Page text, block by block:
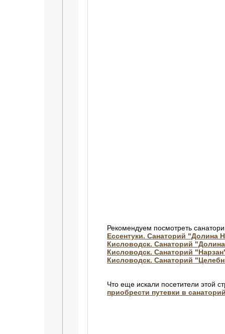
Рекомендуем посмотреть
Ессентуки. Санаторий "Долина
Кисловодск. Санаторий
Кисловодск. Санаторий
Кисловодск. Санаторий
Что еще искали посетители этой
приобрести путевки в